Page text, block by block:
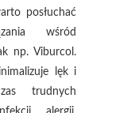
posłuchać
wśród
np. Viburcol.
lęk i
trudnych